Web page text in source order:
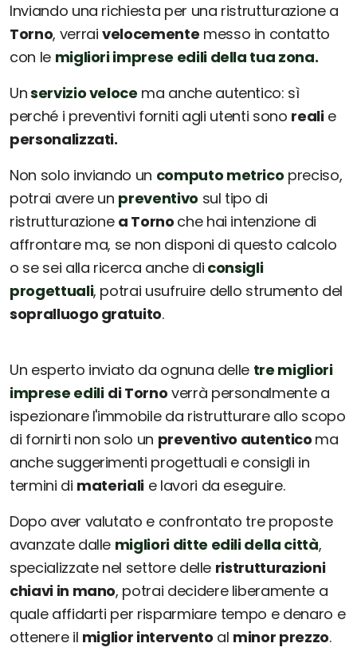
Inviando una richiesta per una ristrutturazione a
Torno, verraivelocemente messo in contatto
con le migliori imprese edili della tua zona.
Unservizio veloce ma anche autentico: sì
perché i preventivi forniti agli utenti sono realie
personalizzati.
Non solo inviando un computo metrico preciso,
potrai avere un preventivo sul tipo di
ristrutturazione a Torno che hai intenzione di
affrontare ma, se non disponi di questo calcolo
o se sei alla ricerca anche di consigli
progettuali, potrai usufruire dello strumento del
sopralluogo gratuito.
Un esperto inviato da ognuna delle tre migliori
imprese edili di Torno verrà personalmente a
ispezionare l'immobile da ristrutturare allo scopo
di fornirti non solo un preventivo autentico ma
anche suggerimenti progettuali e consigli in
termini di materiali e lavori da eseguire.
Dopo aver valutato e confrontato tre proposte
avanzate dalle migliori ditte edili della città,
specializzate nel settore delle ristrutturazioni
chiavi in mano, potrai decidere liberamente a
quale affidarti per risparmiare tempo e denaro e
ottenere il miglior intervento al minor prezzo.